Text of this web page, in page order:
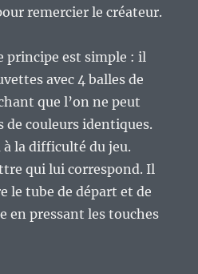
remercier le créateur.
principe est simple : il
avec 4 balles de
que l’on ne peut
de couleurs identiques.
à la difficulté du jeu.
qui lui correspond. Il
le tube de départ et de
en pressant les touches